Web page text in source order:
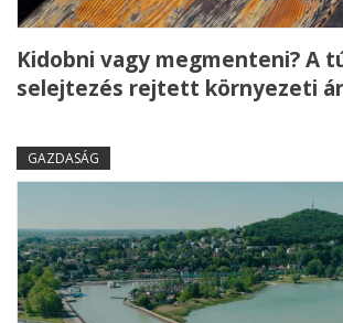
Kidobni vagy megmenteni? A
selejtezés rejtett környezeti
GAZDASÁG